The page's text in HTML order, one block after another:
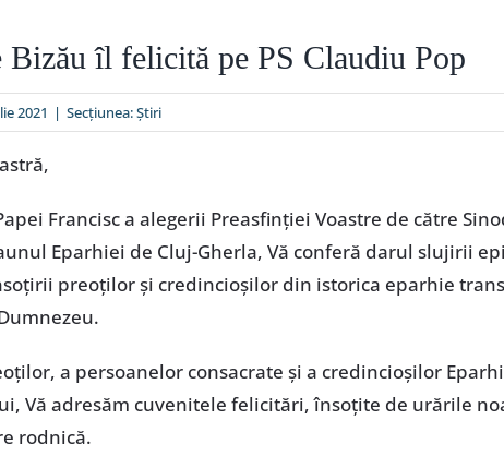
Bizău îl felicită pe PS Claudiu Pop
2021 | Secțiunea:Ştiri
Francisc a alegerii Preasfinției Voastre de către
Eparhiei de Cluj-Gherla, Vă conferă darul slujirii
preoților și credincioșilor din istorica eparhie
a persoanelor consacrate și a credincioșilor
Vă adresăm cuvenitele felicitări, însoțite de urările
rodnică.